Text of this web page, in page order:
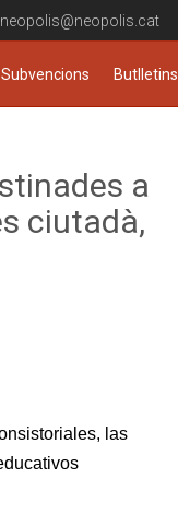
neopolis@neopolis.cat
Subvencions Butlletins
a
ciutadà,
las